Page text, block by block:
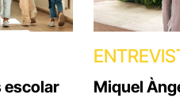
escolar
Miquel